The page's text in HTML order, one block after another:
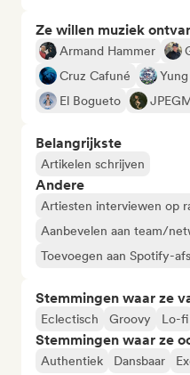
Ze willen muziek
Armand Hammer
Cruz Cafuné
El Bogueto
Belangrijkste
Artikelen schrijven
Andere
Artiesten interviewen op
Aanbevelen aan team/
Toevoegen aan Spotify-
Stemmingen waar ze
Eclectisch Groovy Lo-fi
Stemmingen waar ze
Authentiek Dansbaar